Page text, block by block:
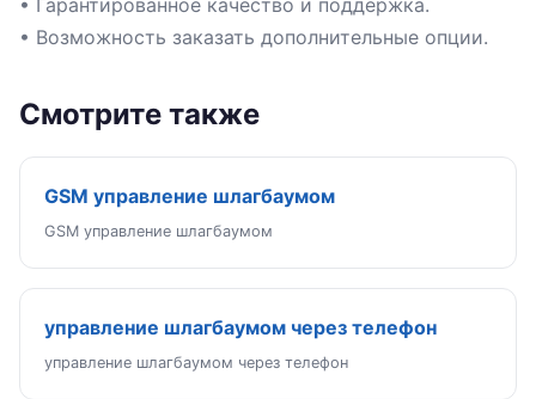
• Возможность заказать дополнительные опции.
Смотрите также
GSM управление шлагбаумом
GSM управление шлагбаумом
управление шлагбаумом через телефон
управление шлагбаумом через телефон